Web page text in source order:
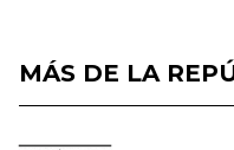
MÁS DE LA